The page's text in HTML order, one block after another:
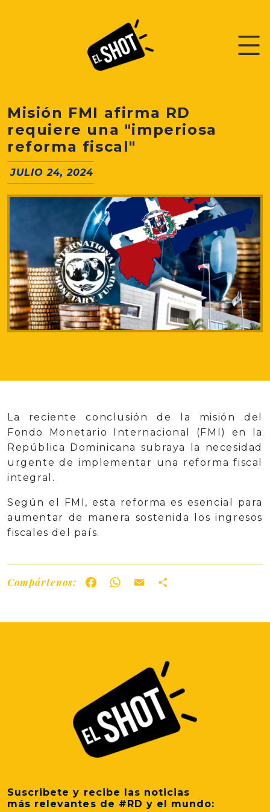
Misión FMI afirma RD
requiere una "imperiosa
reforma fiscal"
JULIO 24, 2024
La reciente conclusión de la misión del
Fondo Monetario Internacional (FMI) en la
República Dominicana subraya la necesidad
urgente de implementar una reforma fiscal
integral.
Según el FMI, esta reforma es esencial para
aumentar de manera sostenida los ingresos
fiscales del país.
Compártenos: FacebookWhatsApp
Email
Suscribete y recibe las noticias
más relevantes de #RD y el mundo: